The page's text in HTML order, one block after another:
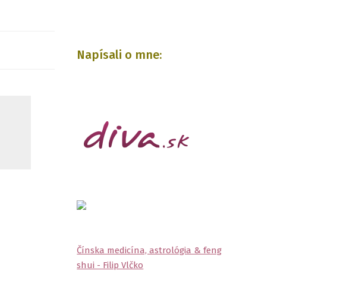
Napísali o mne:
Čínska medicína, astrológia & feng
shui - Filip Vlčko